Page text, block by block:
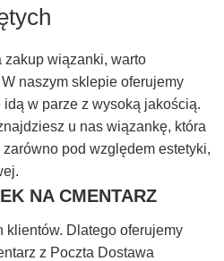
wiązanki, warto
naszym sklepie oferujemy
w parze z wysoką jakością.
u nas wiązankę, która
pod względem estetyki,
NA CMENTARZ
klientów. Dlatego oferujemy
z Poczta Dostawa